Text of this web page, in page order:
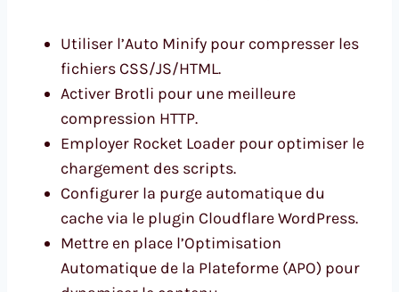
Utiliser l’Auto Minify pour compresser les
fichiers CSS/JS/HTML.
Activer Brotli pour une meilleure
compression HTTP.
Employer Rocket Loader pour optimiser le
chargement des scripts.
Configurer la purge automatique du
cache via le plugin Cloudflare WordPress.
Mettre en place l’Optimisation
Automatique de la Plateforme (APO) pour